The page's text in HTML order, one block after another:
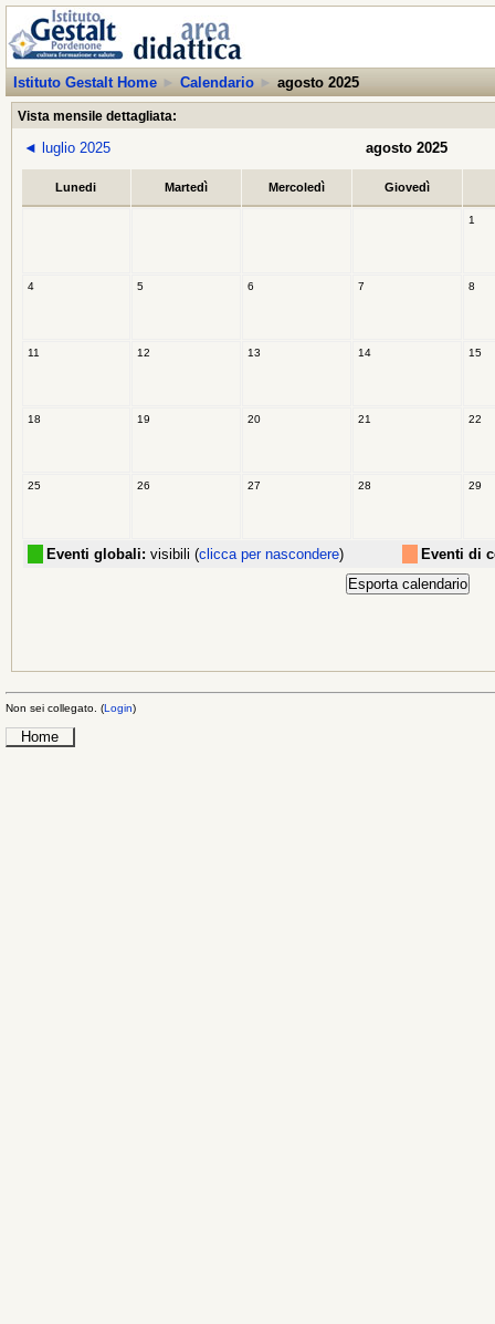
Istituto Gestalt Home ► Calendario ► agosto 2025
Vista mensile dettagliata:
◄ luglio 2025 agosto 2025
Lunedi Martedì Mercoledì Giovedì
1
4 5 6 7 8
11 12 13 14 15
18 19 20 21 22
25 26 27 28 29
Eventi globali: visibili (clicca per nascondere) Eventi di
Non sei collegato. (Login)
Home